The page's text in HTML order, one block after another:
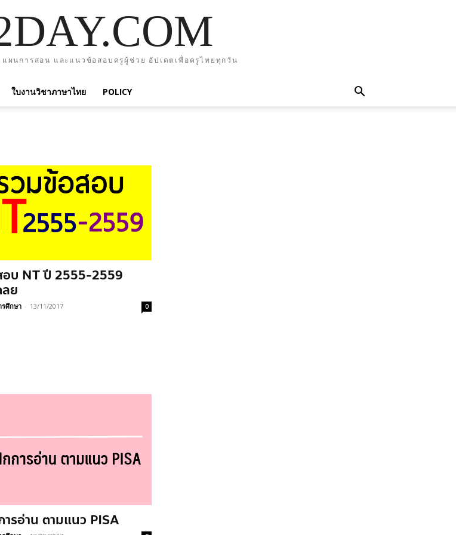
ผนการสอน และแนวข้อสอบครูผู้ช่วย อัปเดตเพื่อครูไทยทุกวัน
ใบงานวิชาภาษาไทย POLICY
อบ NT ปี 2555-2559
ย
รศึกษา - 13/11/2017 0
รอ่าน ตามแนว PISA